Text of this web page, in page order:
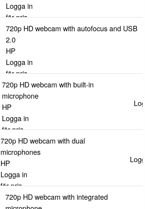
Logga in
för pris
720p HD webcam with autofocus and USB
2.0
HP
Logga in
för pris
720p HD webcam with built-in
microphone
HP
Logga in
för pris
720p HD webcam with dual
microphones
HP
Logga in
för pris
720p HD webcam with integrated